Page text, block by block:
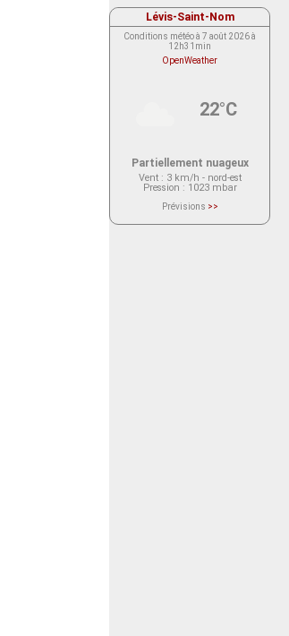
Lévis-Saint-Nom
Conditions météo à 7 août 2026 à
12h31min
OpenWeather
22°C
Partiellement nuageux
Vent: 3 km/h - nord-est
Pression : 1023 mbar
Prévisions >>
actuellement aucune prévision